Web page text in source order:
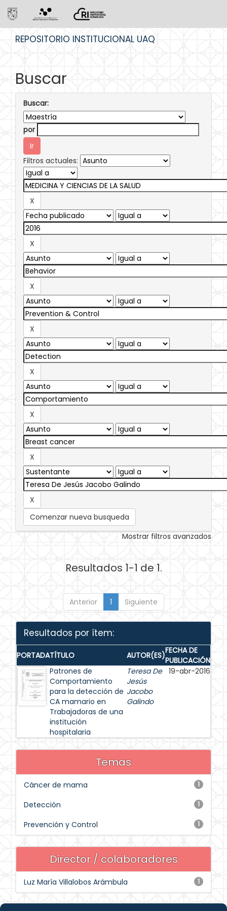
REPOSITORIO INSTITUCIONAL UAQ
Buscar
Buscar:
por
Filtros actuales:
Comenzar nueva busqueda
Mostrar filtros avanzados
Resultados 1-1 de 1.
Anterior 1 Siguiente
Resultados por ítem:
PORTADATÍTULO AUTOR(ES)FECHA DE
PUBLICACIÓN
Patrones de
Comportamiento
para la detección de
CA mamario en
Trabajadoras de una
institución
hospitalaria
Teresa De
Jesús
Jacobo
Galindo
19-abr-2016
Temas
1
Cáncer de mama
1
Detección
1
Prevención y Control
Director / colaboradores
1
Luz María Villalobos Arámbula